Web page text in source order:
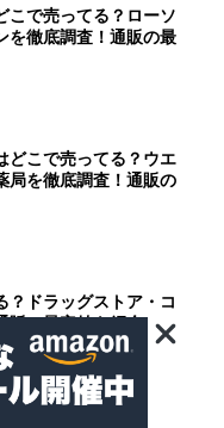
こで売ってる？ローソ
を徹底調査！通販の最
どこで売ってる？ウエ
局を徹底調査！通販の
？ドラッグストア・コ
販の最安値も紹介